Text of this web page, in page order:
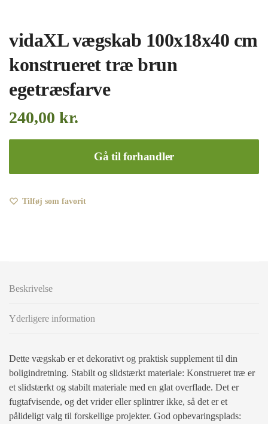
vidaXL vægskab 100x18x40 cm
konstrueret træ brun
egetræsfarve
240,00 kr.
Gå til forhandler
Tilføj som favorit
Beskrivelse
Yderligere information
Dette vægskab er et dekorativt og praktisk supplement til din
boligindretning. Stabilt og slidstærkt materiale: Konstrueret træ er
et slidstærkt og stabilt materiale med en glat overflade. Det er
fugtafvisende, og det vrider eller splintrer ikke, så det er et
pålideligt valg til forskellige projekter. God opbevaringsplads: